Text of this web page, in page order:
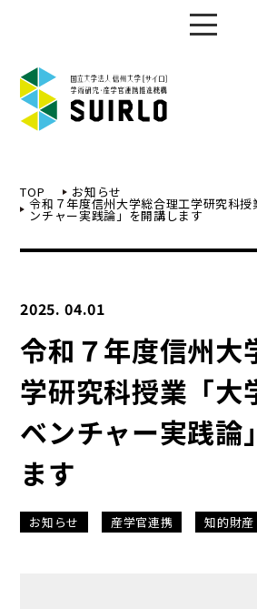
TOP お知らせ
令和７年度信州大学総合理工学研究科授
ンチャー実践論」を開講します
2025. 04.01
令和７年度信州大
学研究科授業「大
ベンチャー実践論
ます
お知らせ 産学官連携 知的財産